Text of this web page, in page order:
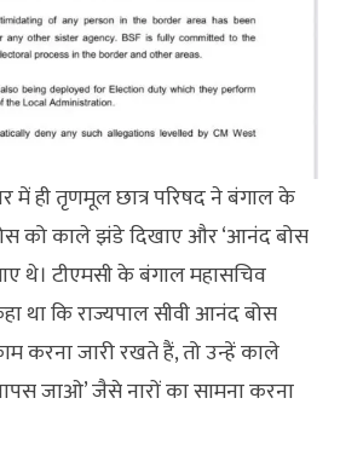
में ही तृणमूल छात्र परिषद ने बंगाल के
को काले झंडे दिखाए और ‘आनंद बोस
थे। टीएमसी के बंगाल महासचिव
था कि राज्यपाल सीवी आनंद बोस
करना जारी रखते हैं, तो उन्हें काले
जाओ’ जैसे नारों का सामना करना